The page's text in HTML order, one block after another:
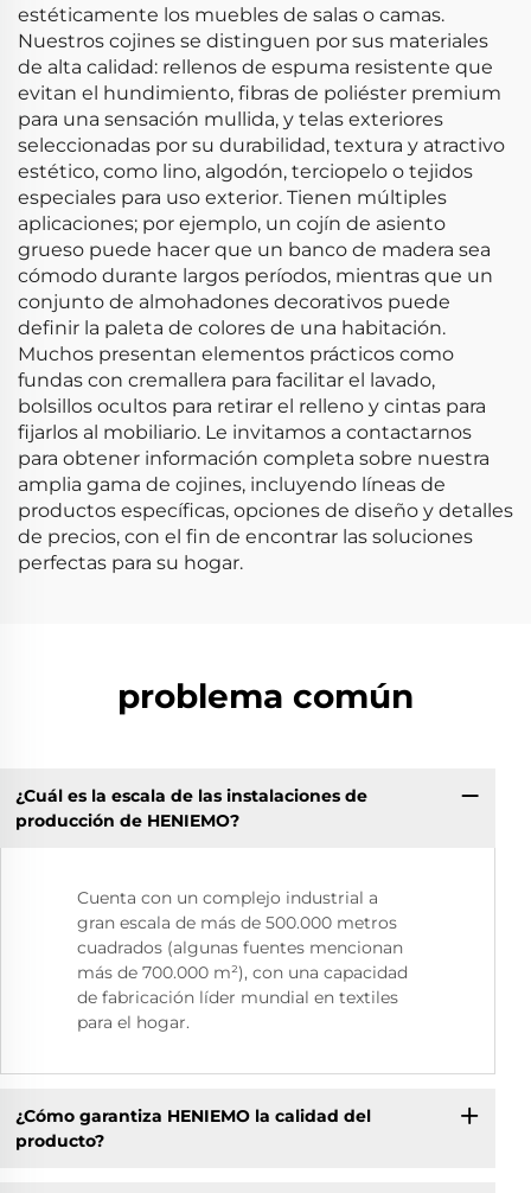
estéticamente los muebles de salas o camas.
Nuestros cojines se distinguen por sus materiales
de alta calidad: rellenos de espuma resistente que
evitan el hundimiento, fibras de poliéster premium
para una sensación mullida, y telas exteriores
seleccionadas por su durabilidad, textura y atractivo
estético, como lino, algodón, terciopelo o tejidos
especiales para uso exterior. Tienen múltiples
aplicaciones; por ejemplo, un cojín de asiento
grueso puede hacer que un banco de madera sea
cómodo durante largos períodos, mientras que un
conjunto de almohadones decorativos puede
definir la paleta de colores de una habitación.
Muchos presentan elementos prácticos como
fundas con cremallera para facilitar el lavado,
bolsillos ocultos para retirar el relleno y cintas para
fijarlos al mobiliario. Le invitamos a contactarnos
para obtener información completa sobre nuestra
amplia gama de cojines, incluyendo líneas de
productos específicas, opciones de diseño y detalles
de precios, con el fin de encontrar las soluciones
perfectas para su hogar.
problema común
¿Cuál es la escala de las instalaciones de
producción de HENIEMO?
Cuenta con un complejo industrial a
gran escala de más de 500.000 metros
cuadrados (algunas fuentes mencionan
más de 700.000 m²), con una capacidad
de fabricación líder mundial en textiles
para el hogar.
¿Cómo garantiza HENIEMO la calidad del
producto?